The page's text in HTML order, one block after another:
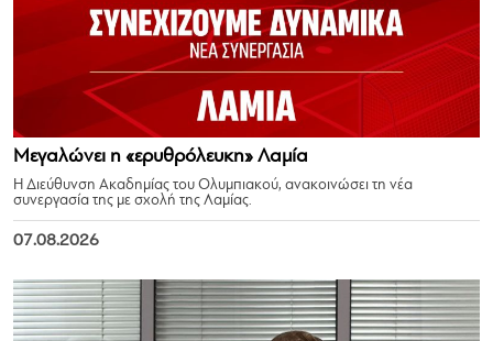
Μεγαλώνει η «ερυθρόλευκη» Λαμία
Η Διεύθυνση Ακαδημίας του Ολυμπιακού, ανακοινώσει τη νέα
συνεργασία της με σχολή της Λαμίας.
07.08.2026